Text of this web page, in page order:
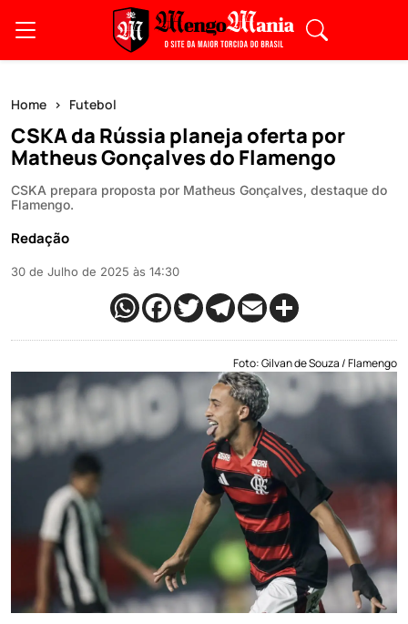
Home Futebol
CSKA da Rússia planeja oferta por
Matheus Gonçalves do Flamengo
CSKA prepara proposta por Matheus Gonçalves, destaque do
Flamengo.
Redação
30 de Julho de 2025 às 14:30
Foto: Gilvan de Souza / Flamengo